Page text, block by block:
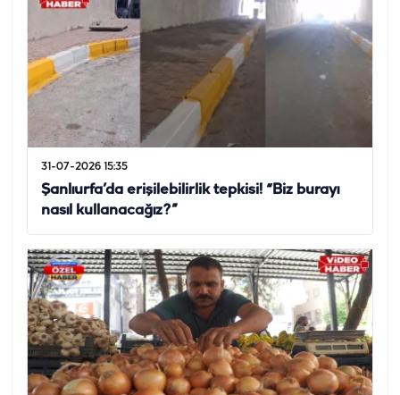
31-07-2026 15:35
Şanlıurfa’da erişilebilirlik tepkisi! “Biz burayı
nasıl kullanacağız?”